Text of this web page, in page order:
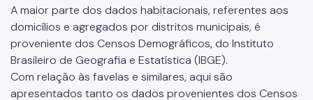
Hidrografia
Topografia
Ambiente Construído
Limites Territoriais
A maior parte dos dados habitacionais, referentes aos
domicílios e agregados por distritos municipais, é
proveniente dos Censos Demográficos, do Instituto
Brasileiro de Geografia e Estatística (IBGE).
Com relação às favelas e similares, aqui são
apresentados tanto os dados provenientes dos Censos